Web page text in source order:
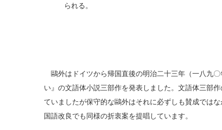
られる。
鷗外はドイツから帰国直後の明治二十三年（一八九
い』の文語体小説三部作を発表しました。文語体三部
ていましたが保守的な鷗外はそれに必ずしも賛成では
国語改良でも同様の折衷案を提唱しています。